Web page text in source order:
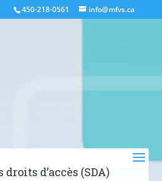
450-218-0561 info@mfvs.ca
d’accès (SDA)